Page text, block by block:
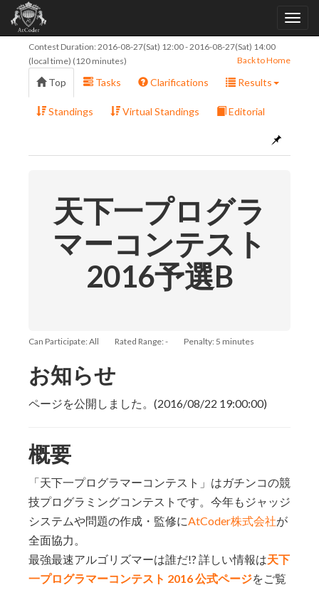
Contest Duration: 2016-08-27(Sat) 12:00-2016-08-27(Sat) 14:00
(local time) (120 minutes)
Back to Home
Top Tasks Clarifications Results
Standings Virtual Standings Editorial
天下一プログラ
マーコンテスト
2016予選B
Can Participate: All Rated Range: - Penalty: 5 minutes
お知らせ
ページを公開しました。(2016/08/22 19:00:00)
概要
「天下一プログラマーコンテスト」はガチンコの競
技プログラミングコンテストです。今年もジャッジ
システムや問題の作成・監修にAtCoder株式会社が
全面協力。
最強最速アルゴリズマーは誰だ!? 詳しい情報は天下
一プログラマーコンテスト 2016 公式ページをご覧